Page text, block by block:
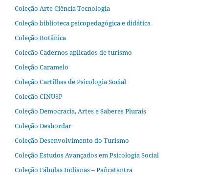
Coleção Arte Ciência Tecnologia
Coleção biblioteca psicopedagógica e didática
Coleção Botânica
Coleção Cadernos aplicados de turismo
Coleção Caramelo
Coleção Cartilhas de Psicologia Social
Coleção CINUSP
Coleção Democracia, Artes e Saberes Plurais
Coleção Desbordar
Coleção Desenvolvimento do Turismo
Coleção Estudos Avançados em Psicologia Social
Coleção Fábulas Indianas – Pañcatantra